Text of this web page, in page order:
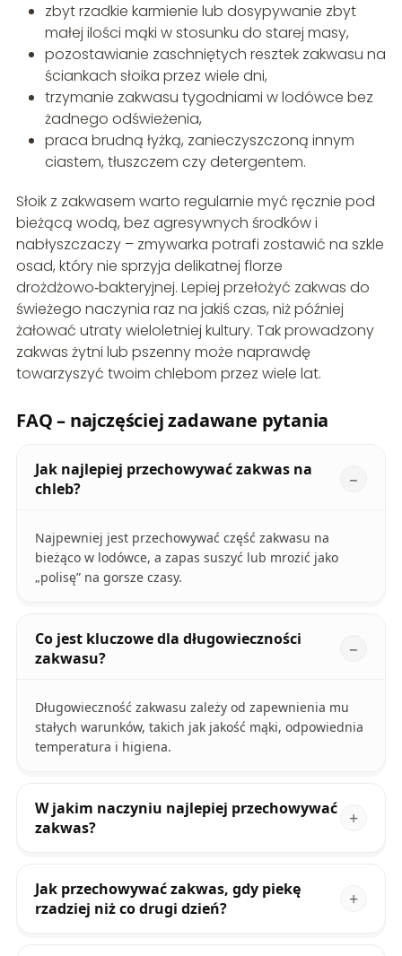
zbyt rzadkie karmienie lub dosypywanie zbyt
małej ilości mąki w stosunku do starej masy,
pozostawianie zaschniętych resztek zakwasu na
ściankach słoika przez wiele dni,
trzymanie zakwasu tygodniami w lodówce bez
żadnego odświeżenia,
praca brudną łyżką, zanieczyszczoną innym
ciastem, tłuszczem czy detergentem.
Słoik z zakwasem warto regularnie myć ręcznie pod
bieżącą wodą, bez agresywnych środków i
nabłyszczaczy – zmywarka potrafi zostawić na szkle
osad, który nie sprzyja delikatnej florze
drożdżowo‑bakteryjnej. Lepiej przełożyć zakwas do
świeżego naczynia raz na jakiś czas, niż później
żałować utraty wieloletniej kultury. Tak prowadzony
zakwas żytni lub pszenny może naprawdę
towarzyszyć twoim chlebom przez wiele lat.
FAQ – najczęściej zadawane pytania
Jak najlepiej przechowywać zakwas na
chleb?
Najpewniej jest przechowywać część zakwasu na
bieżąco w lodówce, a zapas suszyć lub mrozić jako
„polisę” na gorsze czasy.
Co jest kluczowe dla długowieczności
zakwasu?
Długowieczność zakwasu zależy od zapewnienia mu
stałych warunków, takich jak jakość mąki, odpowiednia
temperatura i higiena.
W jakim naczyniu najlepiej przechowywać
zakwas?
Jak przechowywać zakwas, gdy piekę
rzadziej niż co drugi dzień?